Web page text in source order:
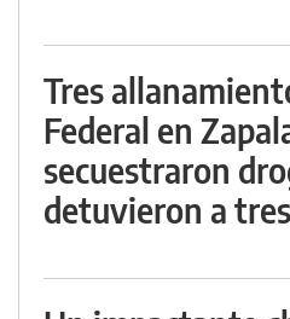
Tres
Federal en
secuestraron
detuvieron a